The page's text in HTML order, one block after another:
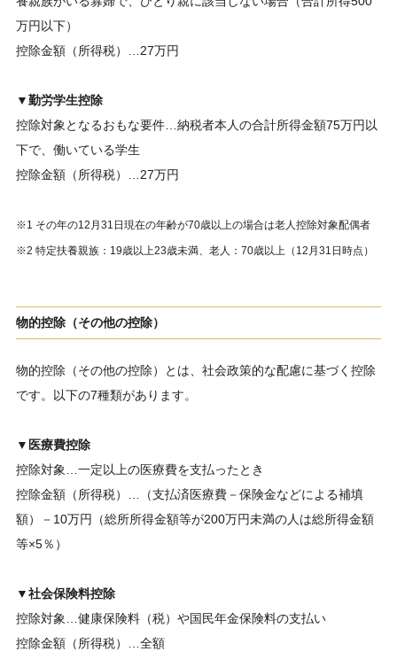
万円以下）
控除金額（所得税）…27万円
▼勤労学生控除
控除対象となるおもな要件…納税者本人の合計所得金額75万円以
下で、働いている学生
控除金額（所得税）…27万円
※1 その年の12月31日現在の年齢が70歳以上の場合は老人控除対象配偶者
※2 特定扶養親族：19歳以上23歳未満、老人：70歳以上（12月31日時点）
物的控除（その他の控除）
物的控除（その他の控除）とは、社会政策的な配慮に基づく控除
です。以下の7種類があります。
▼ 医療費控除
控除対象…一定以上の医療費を支払ったとき
控除金額（所得税）…（支払済医療費－保険金などによる補填
額）－10万円（総所所得金額等が200万円未満の人は総所得金額
等×5％）
▼社会保険料控除
控除対象…健康保険料（税）や国民年金保険料の支払い
控除金額（所得税）…全額